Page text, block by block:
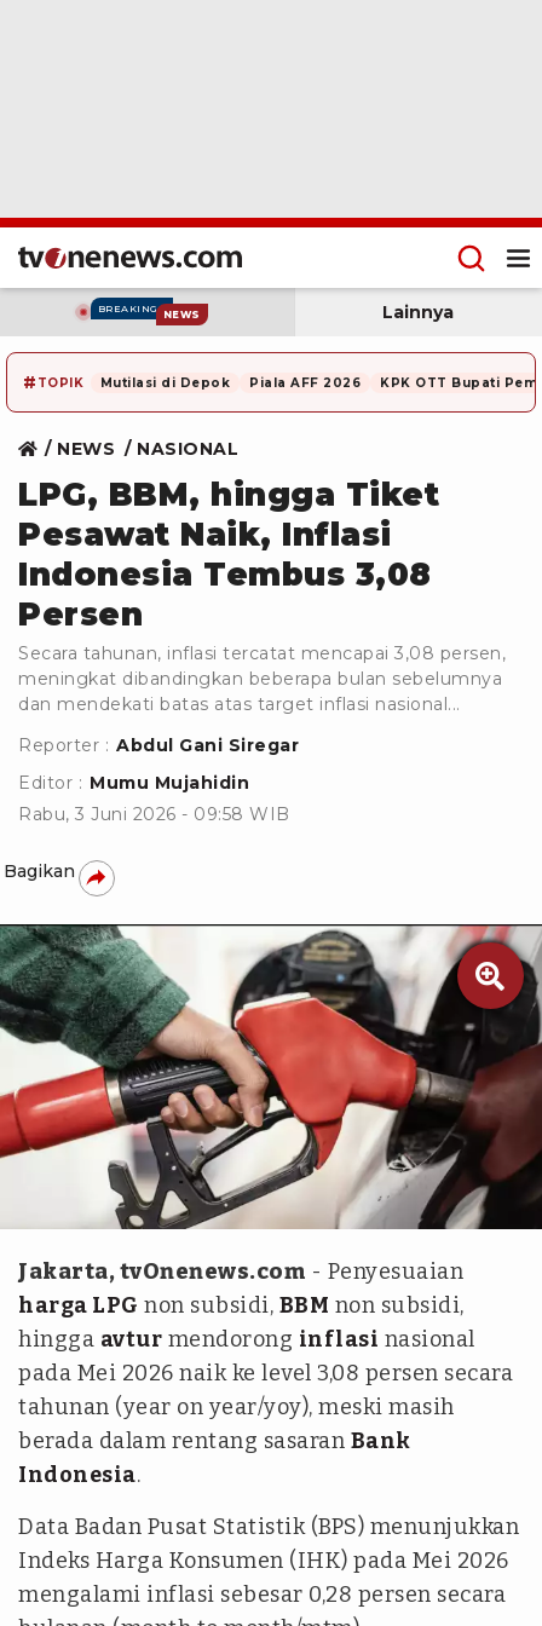
BREAKING NEWS Lainnya
# TOPIK Mutilasi di Depok Piala AFF 2026 KPK OTT Bupati
NEWS NASIONAL
LPG, BBM, hingga Tiket
Pesawat Naik, Inflasi
Indonesia Tembus 3,08
Persen
Secara tahunan, inflasi tercatat mencapai 3,08 persen,
meningkat dibandingkan beberapa bulan sebelumnya
dan mendekati batas atas target inflasi nasional...
Reporter : Abdul Gani Siregar
Editor : Mumu Mujahidin
Rabu, 3 Juni 2026 - 09:58 WIB
Bagikan

Freepik
Jakarta, tvOnenews.com - Penyesuaian
harga LPG non subsidi, BBM non subsidi,
hingga avtur mendorong inflasi nasional
pada Mei 2026 naik ke level 3,08 persen secara
tahunan (year on year/yoy), meski masih
berada dalam rentang sasaran Bank
Indonesia.
Data Badan Pusat Statistik (BPS) menunjukkan
Indeks Harga Konsumen (IHK) pada Mei 2026
mengalami inflasi sebesar 0,28 persen secara